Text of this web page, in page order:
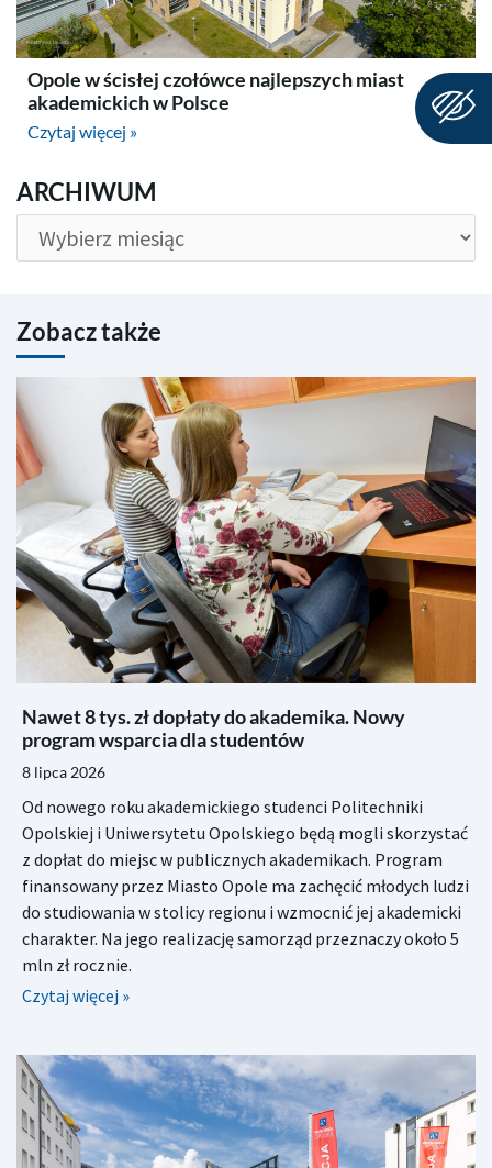
Opole w ścisłej czołówce najlepszych miast
akademickich w Polsce
Czytaj więcej »
ARCHIWUM
ARCHIWUM
Zobacz także
Nawet 8 tys. zł dopłaty do akademika. Nowy
program wsparcia dla studentów
8 lipca 2026
Od nowego roku akademickiego studenci Politechniki
Opolskiej i Uniwersytetu Opolskiego będą mogli skorzystać
z dopłat do miejsc w publicznych akademikach. Program
finansowany przez Miasto Opole ma zachęcić młodych ludzi
do studiowania w stolicy regionu i wzmocnić jej akademicki
charakter. Na jego realizację samorząd przeznaczy około 5
mln zł rocznie.
Czytaj więcej »